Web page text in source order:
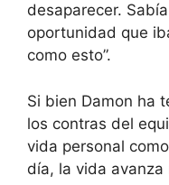
desaparecer.
oportunidad que
como esto”.
Si bien Damon ha
los contras del
vida personal
día, la vida avanza